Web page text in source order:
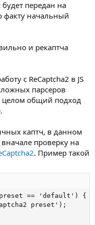
передан на
факту начальный
и рекаптча
с ReCaptcha2 в JS
парсеров
целом общий подход
каптч, в данном
проверку на
. Пример такой
== 'default') {
preset');